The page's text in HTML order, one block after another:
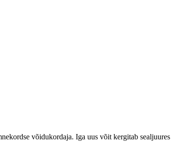
võidukordaja. Iga uus võit kergitab sealjuures